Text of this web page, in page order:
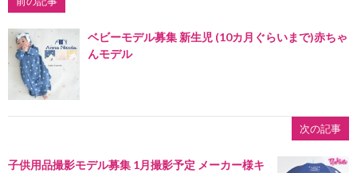
ベビーモデル募集 新生児 (10カ月ぐらいまで)赤ちゃ
んモデル
次の記事
子供用品撮影モデル募集 1月撮影予定 メーカー様キ